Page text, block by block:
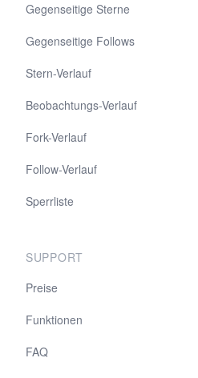
Gegenseitige Sterne
Gegenseitige Follows
Stern-Verlauf
Beobachtungs-Verlauf
Fork-Verlauf
Follow-Verlauf
Sperrliste
SUPPORT
Preise
Funktionen
FAQ